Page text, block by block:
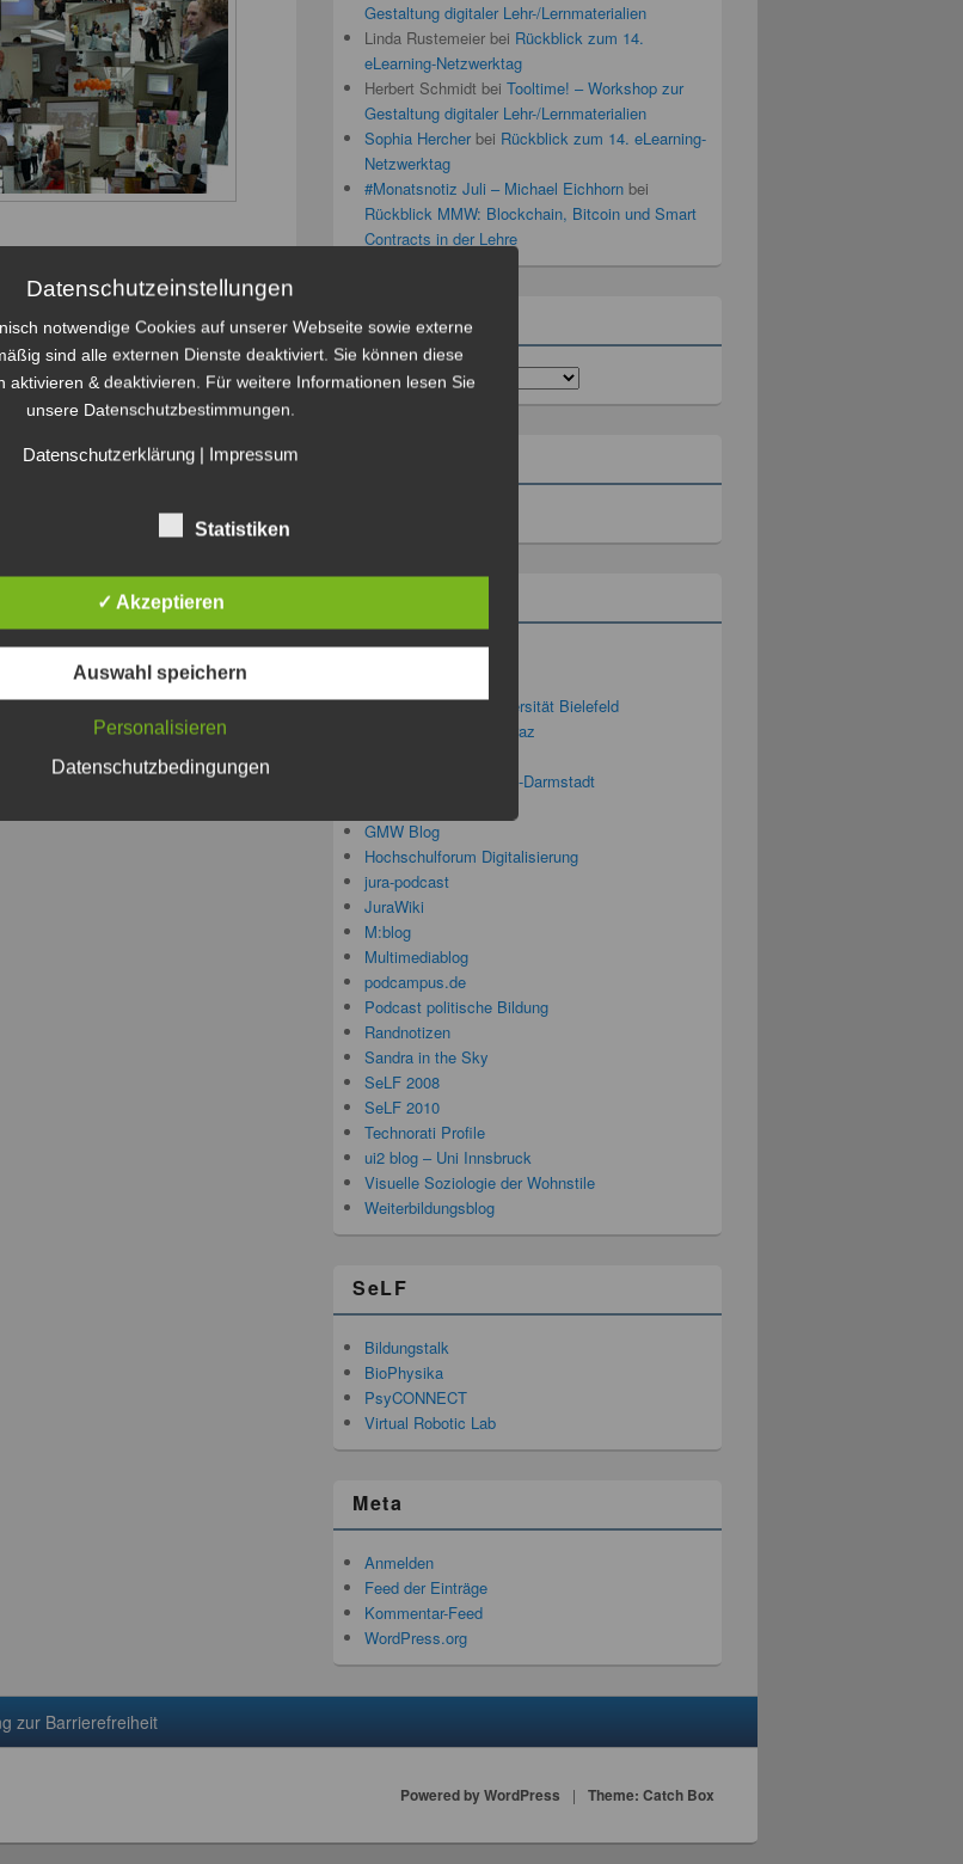
, eLectures,Veranstaltungen von
Gestaltung digitaler Lehr-/Lernmaterialien
Linda Rustemeier bei Rückblick zum 14.
eLearning-Netzwerktag
Herbert Schmidt bei Tooltime! – Workshop zur
Gestaltung digitaler Lehr-/Lernmaterialien
Sophia Hercher bei Rückblick zum 14. eLearning-
Netzwerktag
#Monatsnotiz Juli – Michael Eichhorn bei
Rückblick MMW: Blockchain, Bitcoin und Smart
Contracts in der Lehre
Kategorien
Kategorien
e-Denkarium
E-Learning 3D – Universität Bielefeld
e-Learning Blog TU Graz
eLearning-Blog der TU-Darmstadt
GMW Blog
Hochschulforum Digitalisierung
jura-podcast
JuraWiki
M:blog
Multimediablog
podcampus.de
Podcast politische Bildung
Randnotizen
Sandra in the Sky
SeLF 2008
SeLF 2010
Technorati Profile
ui2 blog – Uni Innsbruck
Visuelle Soziologie der Wohnstile
Weiterbildungsblog
SeLF
Bildungstalk
BioPhysika
PsyCONNECT
Virtual Robotic Lab
Meta
Anmelden
Feed der Einträge
Kommentar-Feed
WordPress.org
zur Barrierefreiheit
Powered by WordPress | Theme: Catch Box
Datenschutzeinstellungen
notwendige Cookies auf unserer Webseite sowie externe
sind alle externen Dienste deaktiviert. Sie können diese
aktivieren & deaktivieren. Für weitere Informationen lesen Sie
unsere Datenschutzbestimmungen.
Datenschutzerklärung| Impressum
Statistiken
✓ Akzeptieren
Auswahl speichern
Personalisieren
Datenschutzbedingungen